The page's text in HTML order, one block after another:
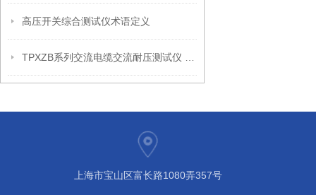
高压开关综合测试仪术语定义
上海市宝山区富长路1080弄357号